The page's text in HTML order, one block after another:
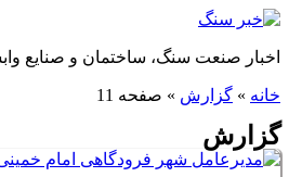
پرش
محتوا
اخبار صنعت سنگ، ساختمان و صنایع
خانه » گزارش » صفحه 11
گزارش